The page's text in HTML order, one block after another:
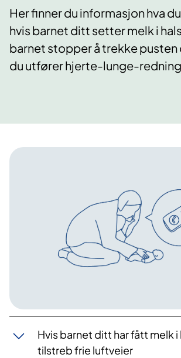
Her finner du informasjon hva
hvis barnet ditt setter melk i
barnet stopper å trekke pusten
du utfører hjerte-lunge-
Hvis barnet ditt har fått melk i
tilstreb frie luftveier